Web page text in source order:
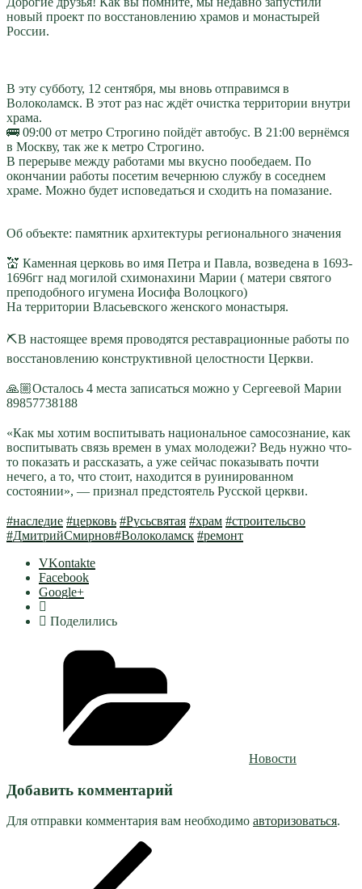
новый проект по восстановлению храмов и монастырей
России.
В эту субботу, 12 сентября, мы вновь отправимся в
Волоколамск. В этот раз нас ждёт очистка территории внутри
храма.
🚌 09:00 от метро Строгино пойдёт автобус. В 21:00 вернёмся
в Москву, так же к метро Строгино.
В перерыве между работами мы вкусно пообедаем. По
окончании работы посетим вечернюю службу в соседнем
храме. Можно будет исповедаться и сходить на помазание.
Об объекте: памятник архитектуры регионального значения
💒 Каменная церковь во имя Петра и Павла, возведена в 1693-
1696гг над могилой схимонахини Марии ( матери святого
преподобного игумена Иосифа Волоцкого)
На территории Власьевского женского монастыря.
⛏В настоящее время проводятся реставрационные работы по
восстановлению конструктивной целостности Церкви.
🙏🏼Осталось 4 места записаться можно у Сергеевой Марии
89857738188
«Как мы хотим воспитывать национальное самосознание, как
воспитывать связь времен в умах молодежи? Ведь нужно что-
то показать и рассказать, а уже сейчас показывать почти
нечего, а то, что стоит, находится в руинированном
состоянии», — признал предстоятель Русской церкви.
#наследие #церковь #Русьсвятая #храм #строительсво
#ДмитрийСмирнов#Волоколамск #ремонт
VKontakte
Facebook
Google+
Поделились
Новости
Добавить комментарий
Для отправки комментария вам необходимо авторизоваться.